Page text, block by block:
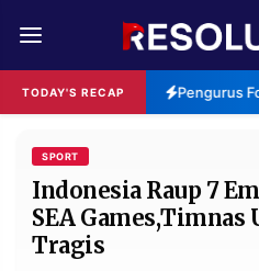
TODAY'S RECAP Pengurus
REDAKSI TENTANG
RESOLUSI IKLAN
RUBRIKASI
EDITORIAL
SPORT
Indonesia Raup 7
SEA
Tragis